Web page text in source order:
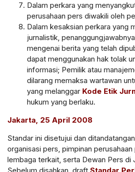
Dalam perkara yang
perusahaan pers diwakili oleh
Dalam kesaksian perkara yang
jurnalistik,
mengenai berita yang telah
dapat menggunakan hak tolak
informasi; Pemilik atau
dilarang memaksa wartawan
yang melanggar Kode Etik
hukum yang berlaku.
Jakarta, 25 April 2008
Standar ini disetujui dan
organisasi pers, pimpinan
lembaga terkait, serta Dewan Pers di